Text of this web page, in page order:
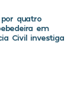
quatro
em
Civil investiga